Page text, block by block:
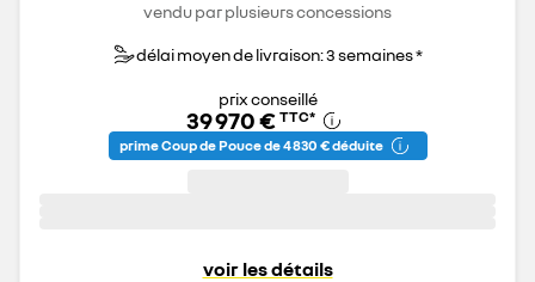
vendu par plusieurs concessions
délai moyen de livraison: 3 semaines *
prix conseillé
39 970 € TTC*
prime Coup de Pouce de 4 830 € déduite
voir les détails